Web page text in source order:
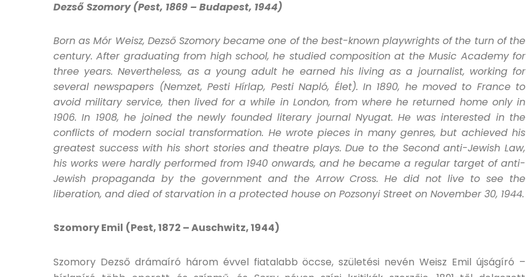
Dezső Szomory (Pest, 1869 – Budapest, 1944)
Born as Mór Weisz, Dezső Szomory became one of the best-known playwrights of the turn of the
century. After graduating from high school, he studied composition at the Music Academy for
three years. Nevertheless, as a young adult he earned his living as a journalist, working for
several newspapers (Nemzet, Pesti Hírlap, Pesti Napló, Élet). In 1890, he moved to France to
avoid military service, then lived for a while in London, from where he returned home only in
1906. In 1908, he joined the newly founded literary journal Nyugat. He was interested in the
conflicts of modern social transformation. He wrote pieces in many genres, but achieved his
greatest success with his short stories and theatre plays. Due to the Second anti-Jewish Law,
his works were hardly performed from 1940 onwards, and he became a regular target of anti-
Jewish propaganda by the government and the Arrow Cross. He did not live to see the
liberation, and died of starvation in a protected house on Pozsonyi Street on November 30, 1944.
Szomory Emil (Pest, 1872 – Auschwitz, 1944)
Szomory Dezső drámaíró három évvel fiatalabb öccse, születési nevén Weisz Emil újságíró –